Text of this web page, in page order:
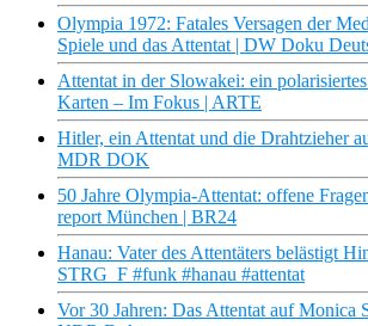
Olympia 1972: Fatales Versagen der
Spiele und das Attentat | DW Doku
Attentat in der Slowakei: ein
Karten – Im Fokus | ARTE
Hitler, ein Attentat und die Drahtzieher
MDR DOK
50 Jahre Olympia-Attentat: offene
report München | BR24
Hanau: Vater des Attentäters belästigt
STRG_F #funk #hanau #attentat
Vor 30 Jahren: Das Attentat auf Monica